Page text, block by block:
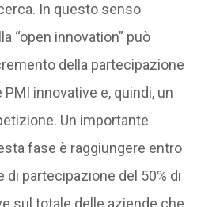
In questo senso
“open innovation” può
della partecipazione
PMI innovative e, quindi, un
Un importante
fase è raggiungere entro
di partecipazione del 50% di
sul totale delle aziende che